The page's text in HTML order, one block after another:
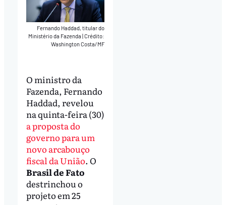
Fernando Haddad, titular do
Ministério da Fazenda|Crédito:
Washington Costa/MF
O ministro da
Fazenda, Fernando
Haddad, revelou
na quinta-feira (30)
a proposta do
governo para um
novo arcabouço
fiscal da União. O
Brasil de Fato
destrinchou o
projeto em 25